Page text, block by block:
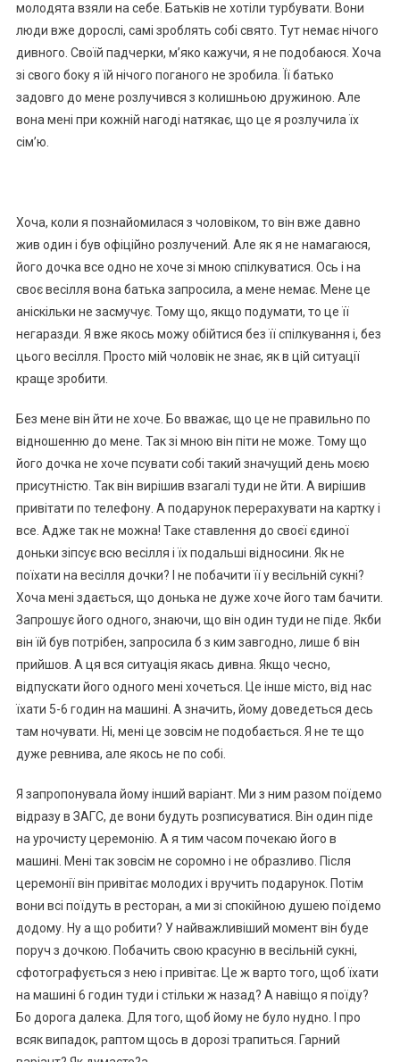
молодята взяли на себе. Батьків не хотіли турбувати. Вони
люди вже дорослі, самі зроблять собі свято. Тут немає нічого
дивного. Своїй падчерки, м’яко кажучи, я не подобаюся. Хоча
зі свого боку я їй нічого поганого не зробила. Її батько
задовго до мене розлучився з колишньою дружиною. Але
вона мені при кожній нагоді натякає, що це я розлучила їх
сім’ю.
Хоча, коли я познайомилася з чоловіком, то він вже давно
жив один і був офіційно розлучений. Але як я не намагаюся,
його дочка все одно не хоче зі мною спілкуватися. Ось і на
своє весілля вона батька запросила, а мене немає. Мене це
аніскільки не засмучує. Тому що, якщо подумати, то це її
негаразди. Я вже якось можу обійтися без її спілкування і, без
цього весілля. Просто мій чоловік не знає, як в цій ситуації
краще зробити.
Без мене він йти не хоче. Бо вважає, що це не правильно по
відношенню до мене. Так зі мною він піти не може. Тому що
його дочка не хоче псувати собі такий значущий день моєю
присутністю. Так він вирішив взагалі туди не йти. А вирішив
привітати по телефону. А подарунок перерахувати на картку і
все. Адже так не можна! Таке ставлення до своєї єдиної
доньки зіпсує всю весілля і їх подальші відносини. Як не
поїхати на весілля дочки? І не побачити її у весільній сукні?
Хоча мені здається, що донька не дуже хоче його там бачити.
Запрошує його одного, знаючи, що він один туди не піде. Якби
він їй був потрібен, запросила б з ким завгодно, лише б він
прийшов. А ця вся ситуація якась дивна. Якщо чесно,
відпускати його одного мені хочеться. Це інше місто, від нас
їхати 5-6 годин на машині. А значить, йому доведеться десь
там ночувати. Ні, мені це зовсім не подобається. Я не те що
дуже ревнива, але якось не по собі.
Я запропонувала йому інший варіант. Ми з ним разом поїдемо
відразу в ЗАГС, де вони будуть розписуватися. Він один піде
на урочисту церемонію. А я тим часом почекаю його в
машині. Мені так зовсім не соромно і не образливо. Після
церемонії він привітає молодих і вручить подарунок. Потім
вони всі поїдуть в ресторан, а ми зі спокійною душею поїдемо
додому. Ну а що робити? У найважливіший момент він буде
поруч з дочкою. Побачить свою красуню в весільній сукні,
сфотографується з нею і привітає. Це ж варто того, щоб їхати
на машині 6 годин туди і стільки ж назад? А навіщо я поїду?
Бо дорога далека. Для того, щоб йому не було нудно. І про
всяк випадок, раптом щось в дорозі трапиться. Гарний